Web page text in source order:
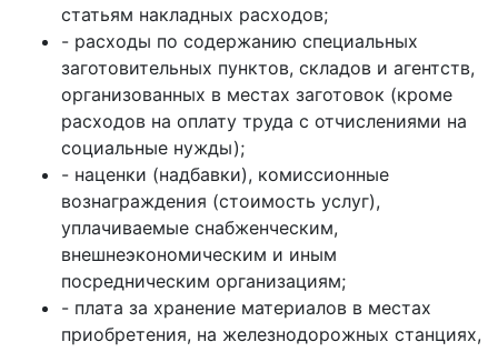
статьям накладных расходов;
- расходы по содержанию специальных
заготовительных пунктов, складов и агентств,
организованных в местах заготовок (кроме
расходов на оплату труда с отчислениями на
социальные нужды);
- наценки (надбавки), комиссионные
вознаграждения (стоимость услуг),
уплачиваемые снабженческим,
внешнеэкономическим и иным
посредническим организациям;
- плата за хранение материалов в местах
приобретения, на железнодорожных станциях,